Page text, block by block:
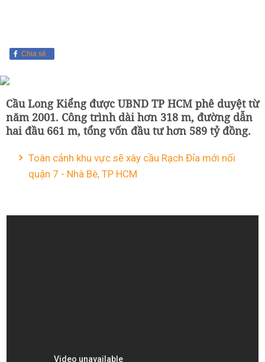
Chia sẻ
Cầu Long Kiểng được UBND TP HCM phê duyệt từ
năm 2001. Công trình dài hơn 318 m, đường dẫn
hai đầu 661 m, tổng vốn đầu tư hơn 589 tỷ đồng.
Toàn cảnh khu vực sẽ xây cầu Rạch Đỉa mới nối
quận 7 - Nhà Bè, TP HCM